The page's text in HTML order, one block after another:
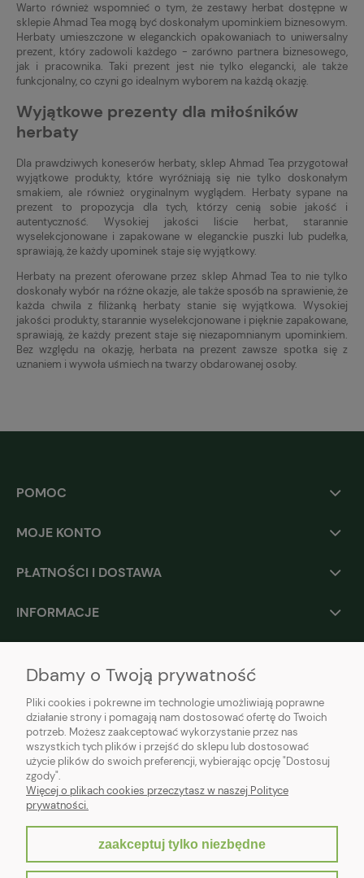
Warto również wspomnieć o tym, że zestawy herbat dostępne w
sklepie Ahmad Tea mogą być doskonałym upominkiem biznesowym.
Herbaty umieszczone w eleganckich opakowaniach to uniwersalny
prezent, który zadowoli każdego - zarówno partnera biznesowego,
jak i pracownika. Taki prezent jest nie tylko elegancki, ale także
funkcjonalny, co czyni go idealnym wyborem na każdą okazję.
Wyjątkowe prezenty dla miłośników
herbaty
Dla prawdziwych koneserów herbaty, sklep Ahmad Tea przygotował
wyjątkowe produkty, które wyróżniają się nie tylko doskonałym
smakiem, ale również oryginalnym wyglądem. Herbaty sypane na
prezent to propozycja dla tych, którzy cenią sobie jakość i
autentyczność. Wysokiej jakości liście herbat, starannie
wyselekcjonowane i zapakowane w eleganckie puszki lub pudełka,
sprawiają, że każdy upominek staje się wyjątkowy.
Herbaty na prezent oferowane przez sklep Ahmad Tea to nie tylko
doskonały wybór na różne okazje, ale także sposób na sprawienie, że
każda chwila z filiżanką herbaty stanie się wyjątkowa. Wysokiej
jakości produkty, starannie wyselekcjonowane i pięknie zapakowane,
sprawiają, że każdy prezent staje się niezapomnianym upominkiem.
Bez względu na okazję, herbata na prezent zawsze spotka się z
uznaniem i wywoła uśmiech na twarzy obdarowanej osoby.
POMOC
MOJE KONTO
PŁATNOŚCI I DOSTAWA
INFORMACJE
Dbamy o Twoją prywatność
Pliki cookies i pokrewne im technologie umożliwiają poprawne
działanie strony i pomagają nam dostosować ofertę do Twoich
potrzeb. Możesz zaakceptować wykorzystanie przez nas
wszystkich tych plików i przejść do sklepu lub dostosować
użycie plików do swoich preferencji, wybierając opcję "Dostosuj
zgody".
Więcej o plikach cookies przeczytasz w naszej Polityce
prywatności.
zaakceptuj tylko niezbędne